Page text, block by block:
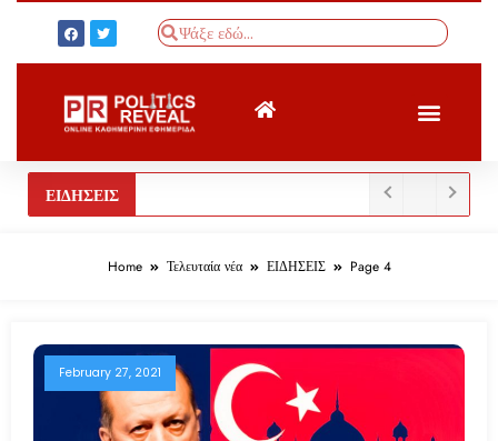
ΕΙΔΗΣΕΙΣ
Home Τελευταία νέα ΕΙΔΗΣΕΙΣ Page 4
February 27, 2021